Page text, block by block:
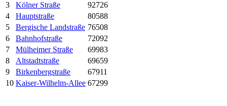
3
Kölner Straße
92726
4
Hauptstraße
80588
5
Bergische Landstraße 76508
6
Bahnhofstraße
72092
7
Mülheimer Straße
69983
8
Altstadtstraße
69659
9
Birkenbergstraße
67911
10 Kaiser-Wilhelm-Allee 67299